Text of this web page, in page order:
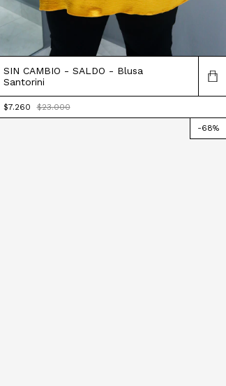
SIN CAMBIO - SALDO - Blusa
Santorini
$7.260 $23.000
-68%